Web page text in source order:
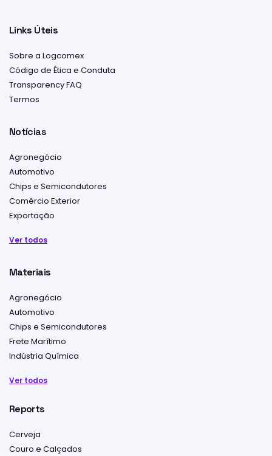
Links Úteis
Sobre a Logcomex
Código de Ética e Conduta
Transparency FAQ
Termos
Notícias
Agronegócio
Automotivo
Chips e Semicondutores
Comércio Exterior
Exportação
Ver todos
Materiais
Agronegócio
Automotivo
Chips e Semicondutores
Frete Marítimo
Indústria Química
Ver todos
Reports
Cerveja
Couro e Calçados